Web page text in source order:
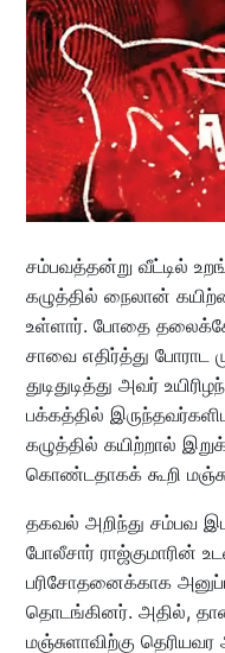
சம்பவத்தன்று வீட்டில்
கழுத்தில் நைலான்
உள்ளார். போதை
சாவை எதிர்த்து போராட
துடிதுடித்து அவர்
பக்கத்தில்
கழுத்தில் கயிற்றால்
கொண்டதாகக் கூறி
தகவல் அறிந்து சம்பவ
போலீசார் ராஜ்குமாரின்
பரிசோதனைக்காக
தொடங்கினர். அதில், தான்
மஞ்சுளாவிற்கு